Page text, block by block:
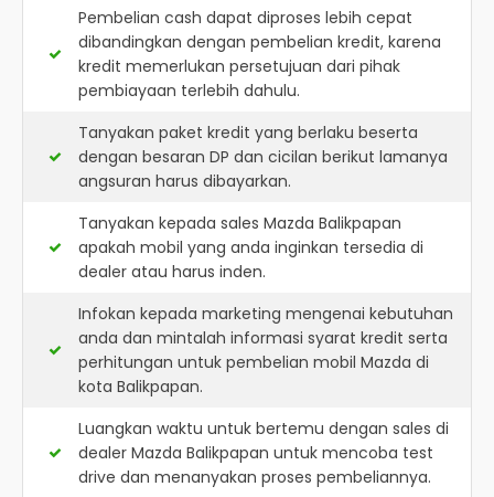
Pembelian cash dapat diproses lebih cepat
dibandingkan dengan pembelian kredit, karena
kredit memerlukan persetujuan dari pihak
pembiayaan terlebih dahulu.
Tanyakan paket kredit yang berlaku beserta
dengan besaran DP dan cicilan berikut lamanya
angsuran harus dibayarkan.
Tanyakan kepada sales Mazda Balikpapan
apakah mobil yang anda inginkan tersedia di
dealer atau harus inden.
Infokan kepada marketing mengenai kebutuhan
anda dan mintalah informasi syarat kredit serta
perhitungan untuk pembelian mobil Mazda di
kota Balikpapan.
Luangkan waktu untuk bertemu dengan sales di
dealer Mazda Balikpapan untuk mencoba test
drive dan menanyakan proses pembeliannya.